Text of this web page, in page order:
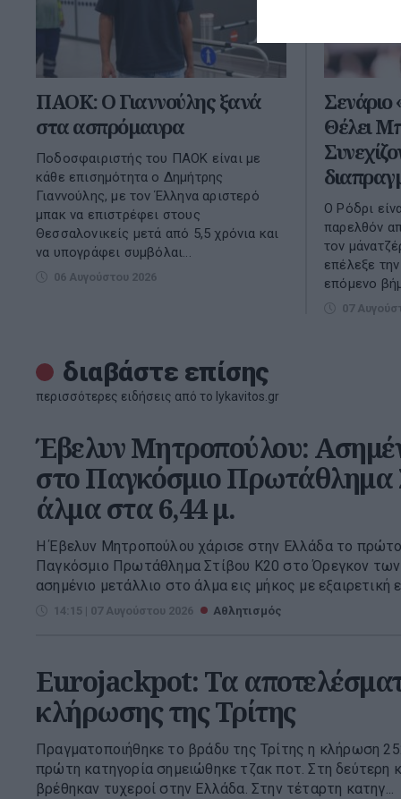
ΠΑΟΚ: Ο Γιαννούλης ξανά
στα ασπρόμαυρα
Ποδοσφαιριστής του ΠΑΟΚ είναι με
κάθε επισημότητα ο Δημήτρης
Γιαννούλης, με τον Έλληνα αριστερό
μπακ να επιστρέφει στους
Θεσσαλονικείς μετά από 5,5 χρόνια και
να υπογράφει συμβόλαι...
06 Αυγούστου 2026
Σενάριο
Θέλει
Ο Ρόδρι
παρελθόν
τον
επέλεξε
επόμενο
07
διαβάστε επίσης
περισσότερες ειδήσεις από το lykavitos.gr
Έβελυν Μητροπούλου:
στο Παγκόσμιο Πρωτάθλημα
άλμα στα 6,44 μ.
Η Έβελυν Μητροπούλου χάρισε στην Ελλάδα το
Παγκόσμιο Πρωτάθλημα Στίβου Κ20 στο Όρεγκον
ασημένιο μετάλλιο στο άλμα εις μήκος με εξαιρετική
14:15 | 07 Αυγούστου 2026 Αθλητισμός
Eurojackpot: Τα
κλήρωσης της Τρίτης
Πραγματοποιήθηκε το βράδυ της Τρίτης η κλήρωση
πρώτη κατηγορία σημειώθηκε τζακ ποτ. Στη δεύτερη
βρέθηκαν τυχεροί στην Ελλάδα. Στην τέταρτη κατηγ...